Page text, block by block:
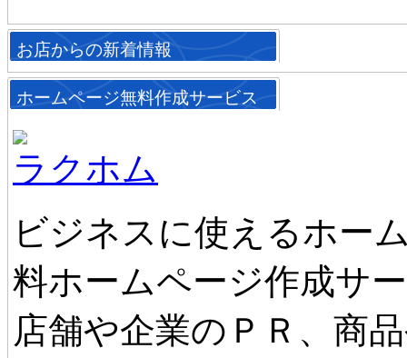
お店からの新着情報
ホームページ無料作成サービス
ラクホム
ビジネスに使えるホー
料ホームページ作成サ
店舗や企業のＰＲ、商